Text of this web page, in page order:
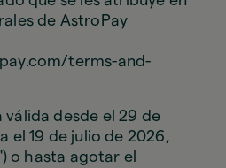
de AstroPay
terms-and-
válida desde el 29 de
el 19 de julio de 2026,
o hasta agotar el